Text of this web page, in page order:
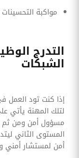
مواكبة التحسينات
التدرج
الشبكات
إذا كنت تود العمل
لتلك المهنة يأتي
مسؤول أمن ومن ثم
المستوى الثاني
أمن لمستشار أمني